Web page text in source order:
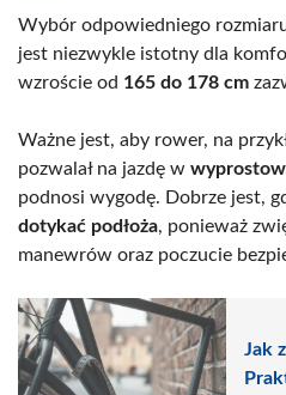
Wybór odpowiedniego
jest niezwykle istotny dla
wzroście od 165 do 178 cm
Ważne jest, aby rower, na
pozwalał na jazdę w
podnosi wygodę. Dobrze jest,
dotykać podłoża, ponieważ
manewrów oraz poczucie
Jak